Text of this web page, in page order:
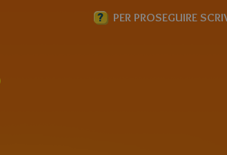
? PER PROSEGUIRE